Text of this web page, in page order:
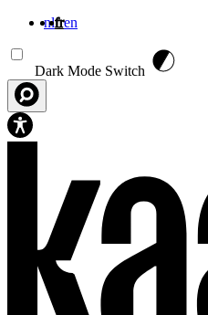
nlfren
Dark Mode Switch